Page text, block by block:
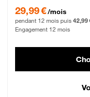
29,99 € par mois pendant
29,99 €/mois
pendant 12 mois puis 42,99
Engagement 12 mois